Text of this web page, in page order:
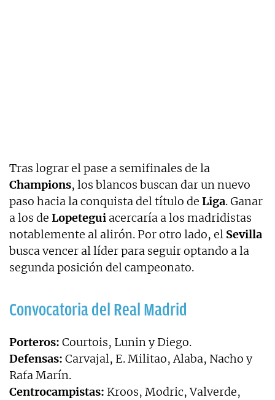
Tras lograr el pase a semifinales de la
Champions, los blancos buscan dar un nuevo
paso hacia la conquista del título de Liga. Ganar
a los de Lopetegui acercaría a los madridistas
notablemente al alirón. Por otro lado, el Sevilla
busca vencer al líder para seguir optando a la
segunda posición del campeonato.
Convocatoria del Real Madrid
Porteros: Courtois, Lunin y Diego.
Defensas: Carvajal, E. Militao, Alaba, Nacho y
Rafa Marín.
Centrocampistas: Kroos, Modric, Valverde,